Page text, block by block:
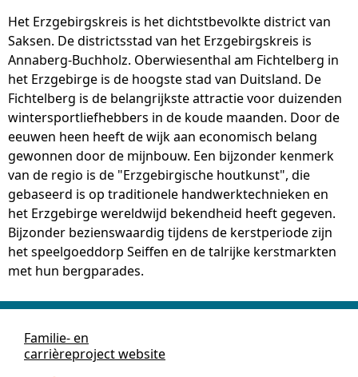
Het Erzgebirgskreis is het dichtstbevolkte district van
Saksen. De districtsstad van het Erzgebirgskreis is
Annaberg-Buchholz. Oberwiesenthal am Fichtelberg in
het Erzgebirge is de hoogste stad van Duitsland. De
Fichtelberg is de belangrijkste attractie voor duizenden
wintersportliefhebbers in de koude maanden. Door de
eeuwen heen heeft de wijk aan economisch belang
gewonnen door de mijnbouw. Een bijzonder kenmerk
van de regio is de "Erzgebirgische houtkunst", die
gebaseerd is op traditionele handwerktechnieken en
het Erzgebirge wereldwijd bekendheid heeft gegeven.
Bijzonder bezienswaardig tijdens de kerstperiode zijn
het speelgoeddorp Seiffen en de talrijke kerstmarkten
met hun bergparades.
Familie- en
carrièreproject website